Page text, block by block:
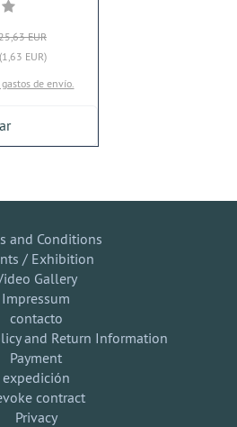
EUR
EUR)
gastos de envío.
and Conditions
/ Exhibition
Gallery
Impressum
contacto
and Return Information
Payment
expedición
contract
Privacy